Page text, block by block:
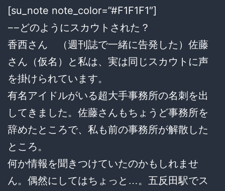
[su_note note_color=”#F1F1F1″]
−−どのようにスカウトされた？
香西さん （週刊誌で一緒に告発した）佐藤
さん（仮名）と私は、実は同じスカウトに声
を掛けられています。
有名アイドルがいる超大手事務所の名刺を出
してきました。佐藤さんもちょうど事務所を
辞めたところで、私も前の事務所が解散した
ところ。
何か情報を聞きつけていたのかもしれませ
ん。偶然にしてはちょっと…。五反田駅でス